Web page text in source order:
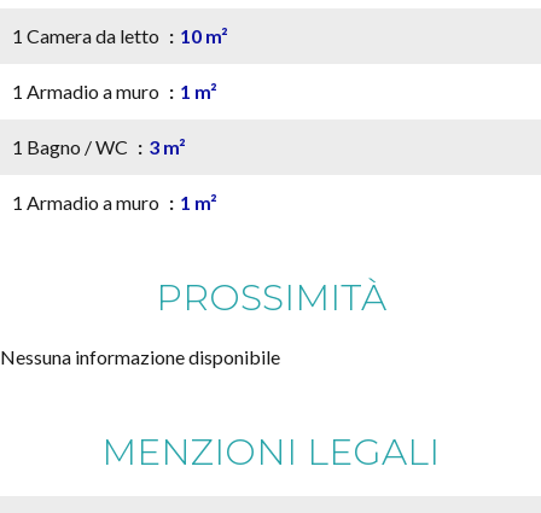
1 Camera da letto 10 m²
1 Armadio a muro 1 m²
1 Bagno / WC 3 m²
1 Armadio a muro 1 m²
PROSSIMITÀ
Nessuna informazione disponibile
MENZIONI LEGALI